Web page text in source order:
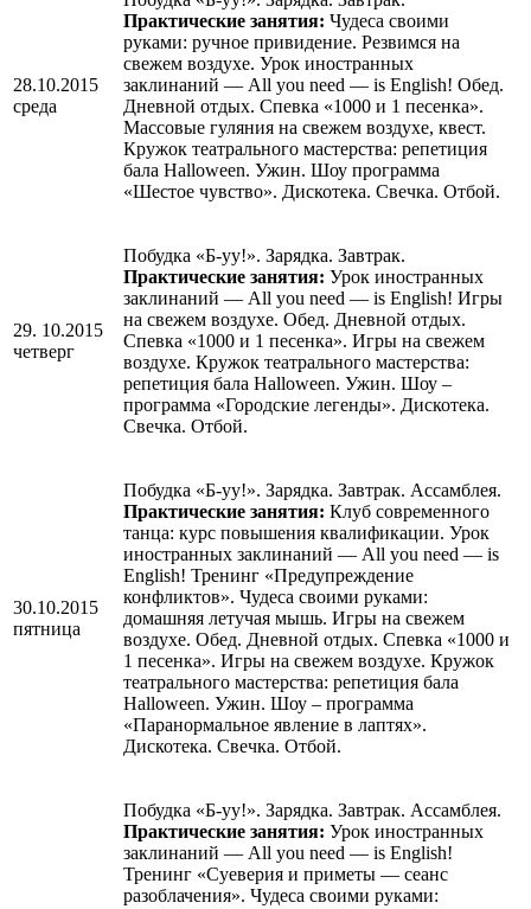
28.10.2015
среда
Практические занятия: Чудеса своими
руками: ручное привидение. Резвимся на
свежем воздухе. Урок иностранных
заклинаний — All you need — is English! Обед.
Дневной отдых. Спевка «1000 и 1 песенка».
Массовые гуляния на свежем воздухе, квест.
Кружок театрального мастерства: репетиция
бала Нalloween. Ужин. Шоу программа
«Шестое чувство». Дискотека. Свечка. Отбой.
29. 10.2015
четверг
Побудка «Б-уу!». Зарядка. Завтрак.
Практические занятия: Урок иностранных
заклинаний — All you need — is English! Игры
на свежем воздухе. Обед. Дневной отдых.
Спевка «1000 и 1 песенка». Игры на свежем
воздухе. Кружок театрального мастерства:
репетиция бала Нalloween. Ужин. Шоу –
программа «Городские легенды». Дискотека.
Свечка. Отбой.
30.10.2015
пятница
Побудка «Б-уу!». Зарядка. Завтрак. Ассамблея.
Практические занятия: Клуб современного
танца: курс повышения квалификации. Урок
иностранных заклинаний — All you need — is
English! Тренинг «Предупреждение
конфликтов». Чудеса своими руками:
домашняя летучая мышь. Игры на свежем
воздухе. Обед. Дневной отдых. Спевка «1000 и
1 песенка». Игры на свежем воздухе. Кружок
театрального мастерства: репетиция бала
Нalloween. Ужин. Шоу – программа
«Паранормальное явление в лаптях».
Дискотека. Свечка. Отбой.
Побудка «Б-уу!». Зарядка. Завтрак. Ассамблея.
Практические занятия: Урок иностранных
заклинаний — All you need — is English!
Тренинг «Суеверия и приметы — сеанс
разоблачения». Чудеса своими руками: